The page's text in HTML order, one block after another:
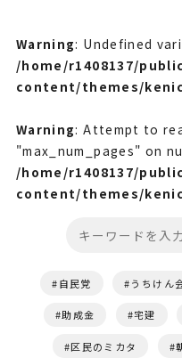
Warning: Undefined
/home/r1408137/
content/themes/
Warning: Attempt to
"max_num_pages" on
/home/r1408137/
content/themes/
自民党 うちけん
助成金 宅建
区民のミカタ